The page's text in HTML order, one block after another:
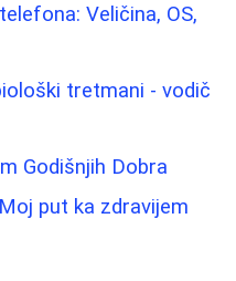
Veličina, OS,
tretmani - vodič
Godišnjih Dobra
put ka zdravijem